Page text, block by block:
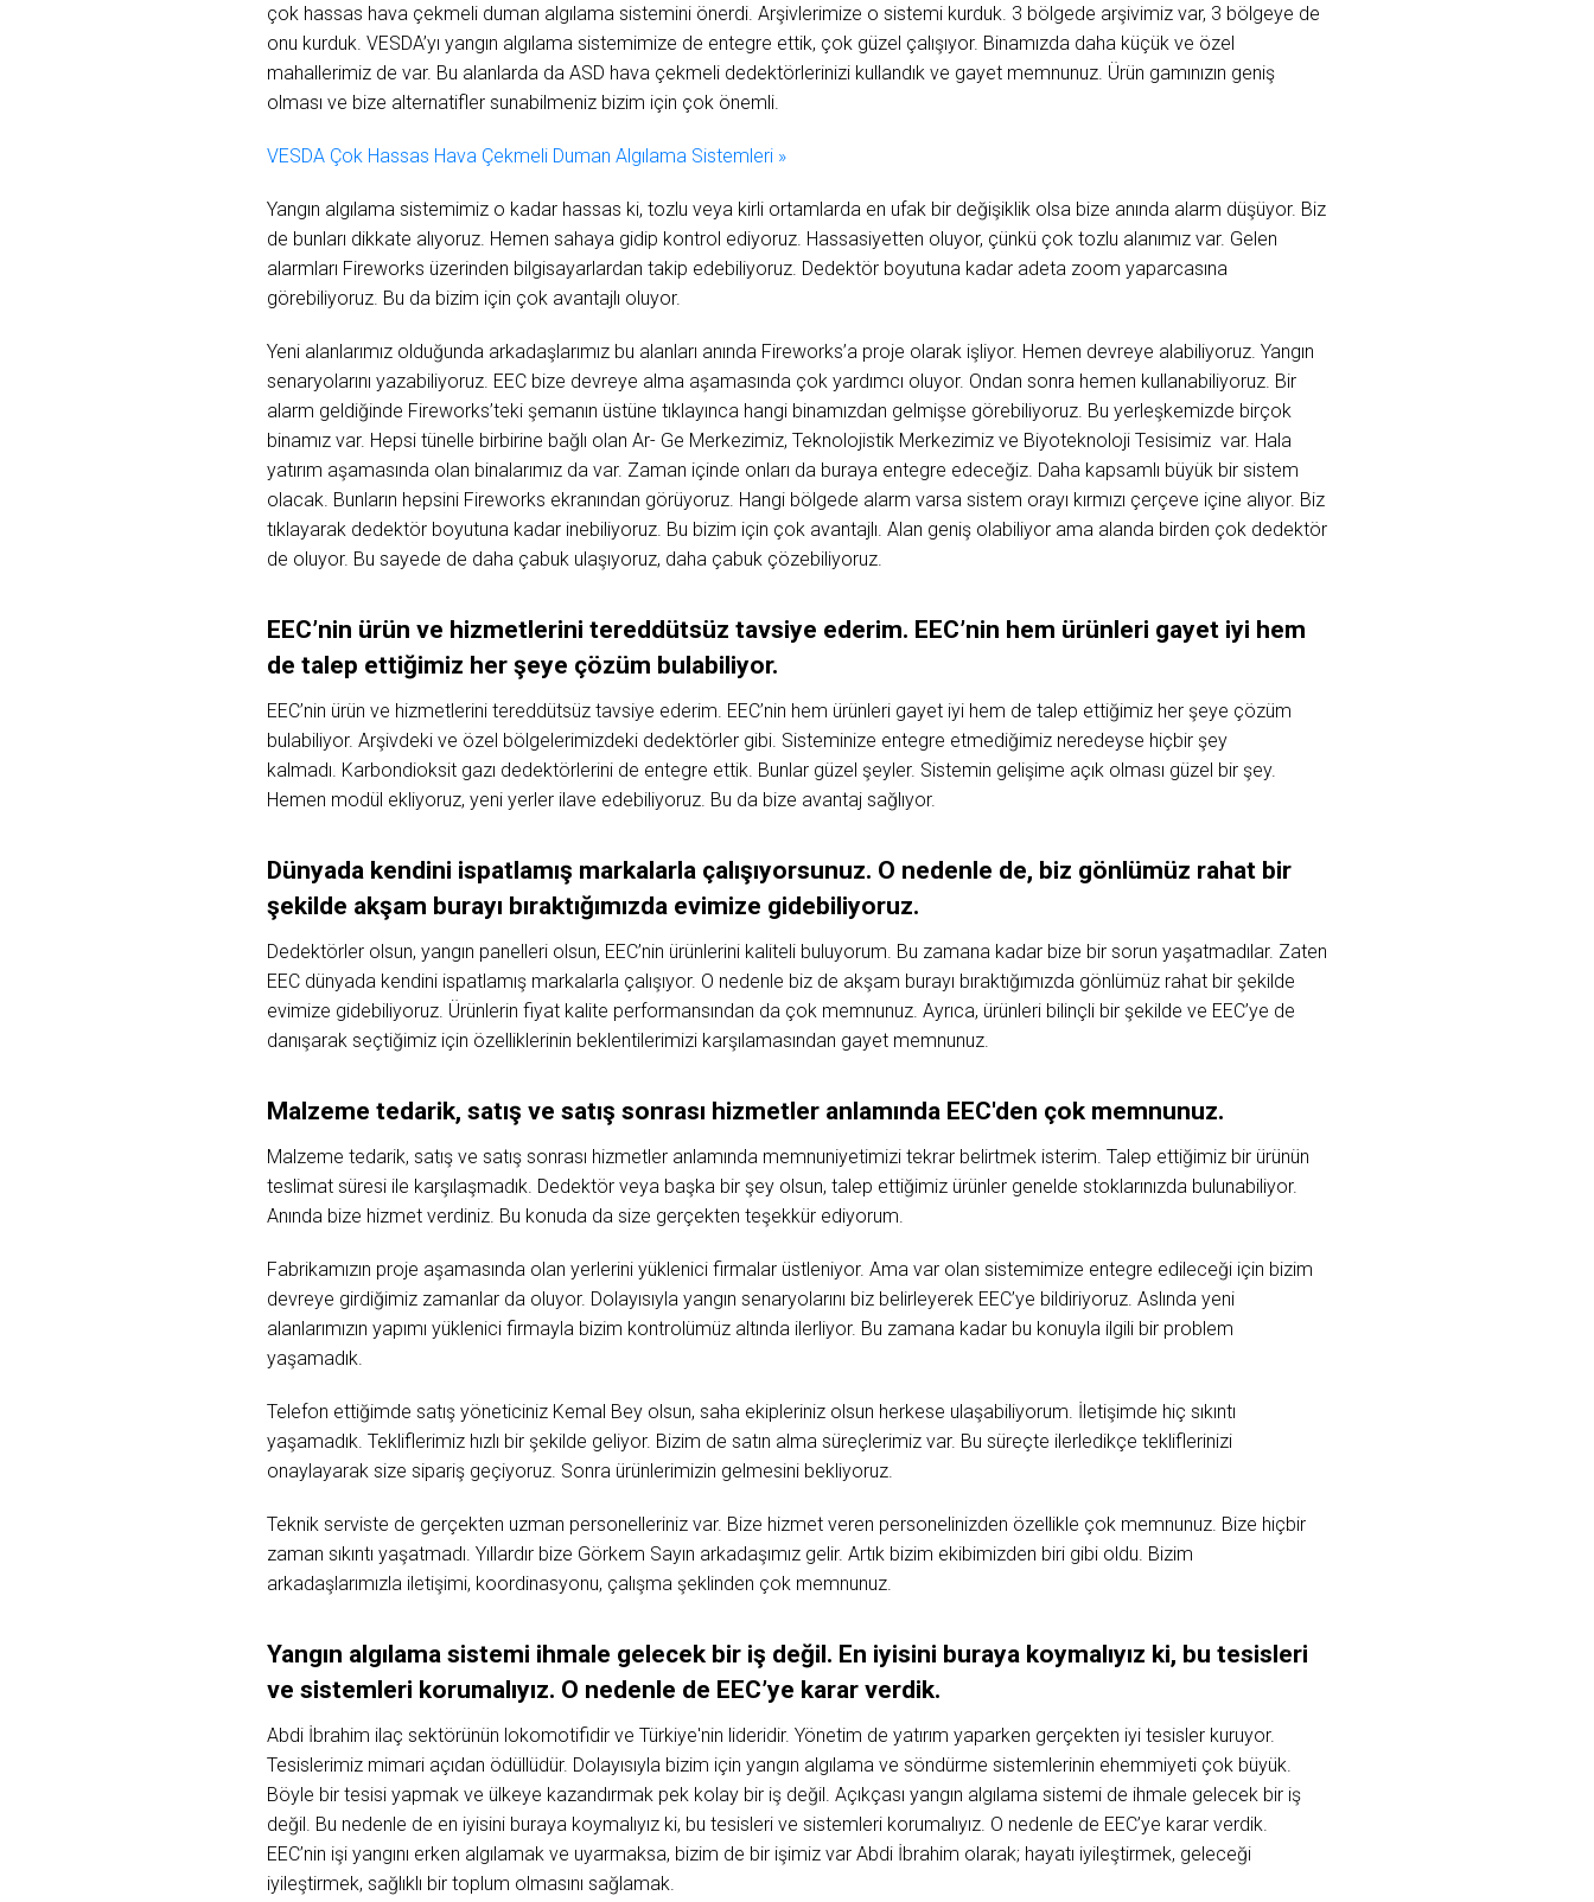
çok hassas hava çekmeli duman algılama sistemini önerdi. Arşivlerimize o sistemi kurduk. 3 bölgede arşivimiz var, 3 bölgeye de
onu kurduk. VESDA’yı yangın algılama sistemimize de entegre ettik, çok güzel çalışıyor. Binamızda daha küçük ve özel
mahallerimiz de var. Bu alanlarda da ASD hava çekmeli dedektörlerinizi kullandık ve gayet memnunuz. Ürün gamınızın geniş
olması ve bize alternatifler sunabilmeniz bizim için çok önemli.
VESDA Çok Hassas Hava Çekmeli Duman Algılama Sistemleri »
Yangın algılama sistemimiz o kadar hassas ki, tozlu veya kirli ortamlarda en ufak bir değişiklik olsa bize anında alarm düşüyor. Biz
de bunları dikkate alıyoruz. Hemen sahaya gidip kontrol ediyoruz. Hassasiyetten oluyor, çünkü çok tozlu alanımız var. Gelen
alarmları Fireworks üzerinden bilgisayarlardan takip edebiliyoruz. Dedektör boyutuna kadar adeta zoom yaparcasına
görebiliyoruz. Bu da bizim için çok avantajlı oluyor.
Yeni alanlarımız olduğunda arkadaşlarımız bu alanları anında Fireworks’a proje olarak işliyor. Hemen devreye alabiliyoruz. Yangın
senaryolarını yazabiliyoruz. EEC bize devreye alma aşamasında çok yardımcı oluyor. Ondan sonra hemen kullanabiliyoruz. Bir
alarm geldiğinde Fireworks’teki şemanın üstüne tıklayınca hangi binamızdan gelmişse görebiliyoruz. Bu yerleşkemizde birçok
binamız var. Hepsi tünelle birbirine bağlı olan Ar- Ge Merkezimiz, Teknolojistik Merkezimiz ve Biyoteknoloji Tesisimiz var. Hala
yatırım aşamasında olan binalarımız da var. Zaman içinde onları da buraya entegre edeceğiz. Daha kapsamlı büyük bir sistem
olacak. Bunların hepsini Fireworks ekranından görüyoruz. Hangi bölgede alarm varsa sistem orayı kırmızı çerçeve içine alıyor. Biz
tıklayarak dedektör boyutuna kadar inebiliyoruz. Bu bizim için çok avantajlı. Alan geniş olabiliyor ama alanda birden çok dedektör
de oluyor. Bu sayede de daha çabuk ulaşıyoruz, daha çabuk çözebiliyoruz.
EEC’nin ürün ve hizmetlerini tereddütsüz tavsiye ederim. EEC’nin hem ürünleri gayet iyi hem
de talep ettiğimiz her şeye çözüm bulabiliyor.
EEC’nin ürün ve hizmetlerini tereddütsüz tavsiye ederim. EEC’nin hem ürünleri gayet iyi hem de talep ettiğimiz her şeye çözüm
bulabiliyor. Arşivdeki ve özel bölgelerimizdeki dedektörler gibi. Sisteminize entegre etmediğimiz neredeyse hiçbir şey
kalmadı. Karbondioksit gazı dedektörlerini de entegre ettik. Bunlar güzel şeyler. Sistemin gelişime açık olması güzel bir şey.
Hemen modül ekliyoruz, yeni yerler ilave edebiliyoruz. Bu da bize avantaj sağlıyor.
Dünyada kendini ispatlamış markalarla çalışıyorsunuz. O nedenle de, biz gönlümüz rahat bir
şekilde akşam burayı bıraktığımızda evimize gidebiliyoruz.
Dedektörler olsun, yangın panelleri olsun, EEC’nin ürünlerini kaliteli buluyorum. Bu zamana kadar bize bir sorun yaşatmadılar. Zaten
EEC dünyada kendini ispatlamış markalarla çalışıyor. O nedenle biz de akşam burayı bıraktığımızda gönlümüz rahat bir şekilde
evimize gidebiliyoruz. Ürünlerin fiyat kalite performansından da çok memnunuz. Ayrıca, ürünleri bilinçli bir şekilde ve EEC’ye de
danışarak seçtiğimiz için özelliklerinin beklentilerimizi karşılamasından gayet memnunuz.
Malzeme tedarik, satış ve satış sonrası hizmetler anlamında EEC'den çok memnunuz.
Malzeme tedarik, satış ve satış sonrası hizmetler anlamında memnuniyetimizi tekrar belirtmek isterim. Talep ettiğimiz bir ürünün
teslimat süresi ile karşılaşmadık. Dedektör veya başka bir şey olsun, talep ettiğimiz ürünler genelde stoklarınızda bulunabiliyor.
Anında bize hizmet verdiniz. Bu konuda da size gerçekten teşekkür ediyorum.
Fabrikamızın proje aşamasında olan yerlerini yüklenici firmalar üstleniyor. Ama var olan sistemimize entegre edileceği için bizim
devreye girdiğimiz zamanlar da oluyor. Dolayısıyla yangın senaryolarını biz belirleyerek EEC’ye bildiriyoruz. Aslında yeni
alanlarımızın yapımı yüklenici firmayla bizim kontrolümüz altında ilerliyor. Bu zamana kadar bu konuyla ilgili bir problem
yaşamadık.
Telefon ettiğimde satış yöneticiniz Kemal Bey olsun, saha ekipleriniz olsun herkese ulaşabiliyorum. İletişimde hiç sıkıntı
yaşamadık. Tekliflerimiz hızlı bir şekilde geliyor. Bizim de satın alma süreçlerimiz var. Bu süreçte ilerledikçe tekliflerinizi
onaylayarak size sipariş geçiyoruz. Sonra ürünlerimizin gelmesini bekliyoruz.
Teknik serviste de gerçekten uzman personelleriniz var. Bize hizmet veren personelinizden özellikle çok memnunuz. Bize hiçbir
zaman sıkıntı yaşatmadı. Yıllardır bize Görkem Sayın arkadaşımız gelir. Artık bizim ekibimizden biri gibi oldu. Bizim
arkadaşlarımızla iletişimi, koordinasyonu, çalışma şeklinden çok memnunuz.
Yangın algılama sistemi ihmale gelecek bir iş değil. En iyisini buraya koymalıyız ki, bu tesisleri
ve sistemleri korumalıyız. O nedenle de EEC’ye karar verdik.
Abdi İbrahim ilaç sektörünün lokomotifidir ve Türkiye'nin lideridir. Yönetim de yatırım yaparken gerçekten iyi tesisler kuruyor.
Tesislerimiz mimari açıdan ödüllüdür. Dolayısıyla bizim için yangın algılama ve söndürme sistemlerinin ehemmiyeti çok büyük.
Böyle bir tesisi yapmak ve ülkeye kazandırmak pek kolay bir iş değil. Açıkçası yangın algılama sistemi de ihmale gelecek bir iş
değil. Bu nedenle de en iyisini buraya koymalıyız ki, bu tesisleri ve sistemleri korumalıyız. O nedenle de EEC’ye karar verdik.
EEC’nin işi yangını erken algılamak ve uyarmaksa, bizim de bir işimiz var Abdi İbrahim olarak; hayatı iyileştirmek, geleceği
iyileştirmek, sağlıklı bir toplum olmasını sağlamak.